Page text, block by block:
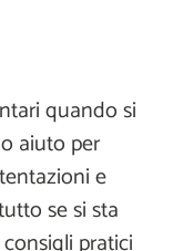
quando si
aiuto per
e
se si sta
pratici